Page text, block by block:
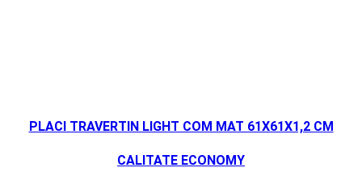
PLACI TRAVERTIN LIGHT COM MAT 61X61X1,2 CM
CALITATE ECONOMY